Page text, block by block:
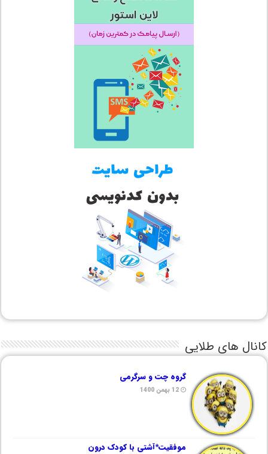
کانال های طلایی
گروه چت و سرگرمی
12 بهمن 1400
موفقیت*آشتی با کودک درون